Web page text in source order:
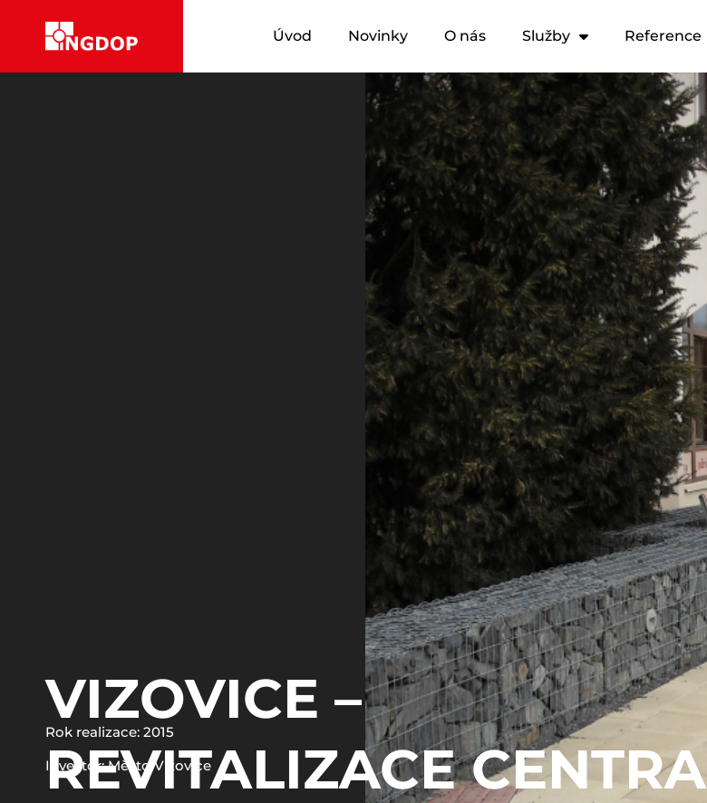
Úvod Novinky O nás Služby Reference
VIZOVICE –
REVITALIZACE CENTRA
Rok realizace: 2015
Investor: Město Vizovice